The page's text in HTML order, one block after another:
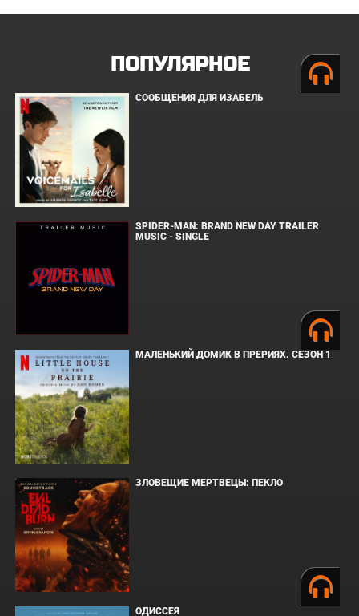
ПОПУЛЯРНОЕ
СООБЩЕНИЯ ДЛЯ ИЗАБЕЛЬ
SPIDER-MAN: BRAND NEW DAY TRAILER
MUSIC - SINGLE
МАЛЕНЬКИЙ ДОМИК В ПРЕРИЯХ. СЕЗОН 1
ЗЛОВЕЩИЕ МЕРТВЕЦЫ: ПЕКЛО
ОДИССЕЯ